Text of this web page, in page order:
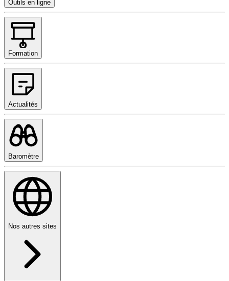
Outils en ligne
Formation
Actualités
Baromètre
Nos autres sites